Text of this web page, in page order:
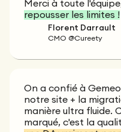
Merci à toute
repousser les limites !
Florent Darrault
CMO @Cureety
On a confié à
notre site + la
manière ultra fluide.
marqué, c'est la